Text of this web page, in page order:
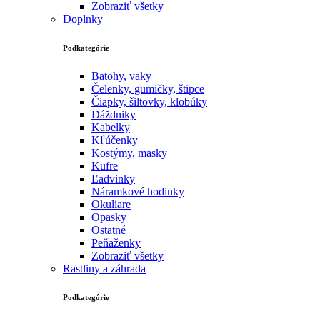
Zobraziť všetky
Doplnky
Podkategórie
Batohy, vaky
Čelenky, gumičky, štipce
Čiapky, šiltovky, klobúky
Dáždniky
Kabelky
Kľúčenky
Kostýmy, masky
Kufre
Ľadvinky
Náramkové hodinky
Okuliare
Opasky
Ostatné
Peňaženky
Zobraziť všetky
Rastliny a záhrada
Podkategórie